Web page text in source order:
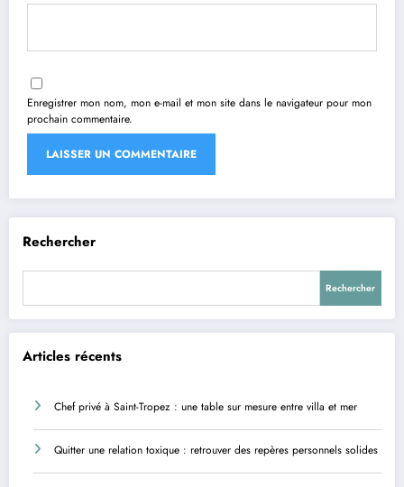
Enregistrer mon nom, mon e-mail et mon site dans le navigateur pour mon
prochain commentaire.
Rechercher
Rechercher
Articles récents
Chef privé à Saint-Tropez : une table sur mesure entre villa et mer
Quitter une relation toxique : retrouver des repères personnels solides